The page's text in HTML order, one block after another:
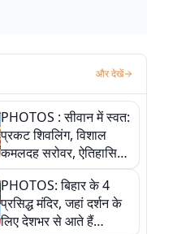
और देखें
PHOTOS : सीवान में स्वत:
प्रकट शिवलिंग, विशाल
कमलदह सरोवर, ऐतिहासिक
महेंद्रनाथ मंदिर और घंटाघर
की कहानी, तस्वीरों में देखिए
PHOTOS: बिहार के 4
प्रसिद्ध मंदिर, जहां दर्शन के
लिए देशभर से आते हैं